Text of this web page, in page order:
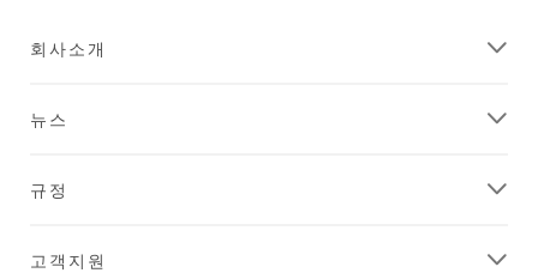
회사소개
뉴스
규정
고객지원